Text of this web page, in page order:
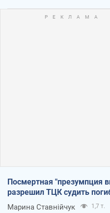
Посмертная "презумпция
разрешил ТЦК судить
Марина Ставнійчук 1,7 т.